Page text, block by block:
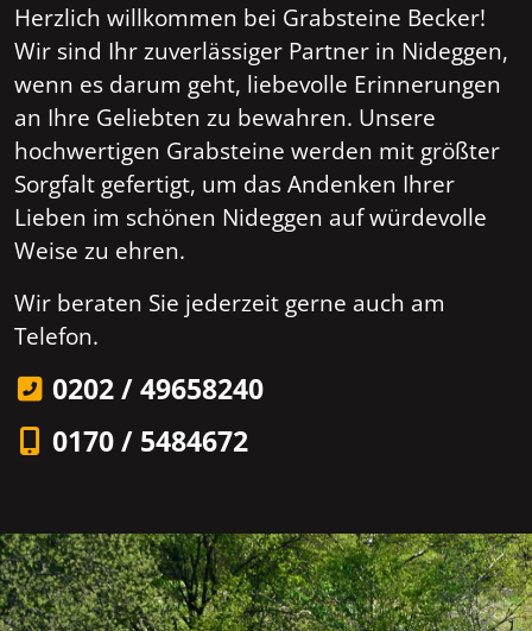
Herzlich willkommen bei Grabsteine Becker!
Wir sind Ihr zuverlässiger Partner in Nideggen,
wenn es darum geht, liebevolle Erinnerungen
an Ihre Geliebten zu bewahren. Unsere
hochwertigen Grabsteine werden mit größter
Sorgfalt gefertigt, um das Andenken Ihrer
Lieben im schönen Nideggen auf würdevolle
Weise zu ehren.
Wir beraten Sie jederzeit gerne auch am
Telefon.
0202 / 49658240
0170 / 5484672